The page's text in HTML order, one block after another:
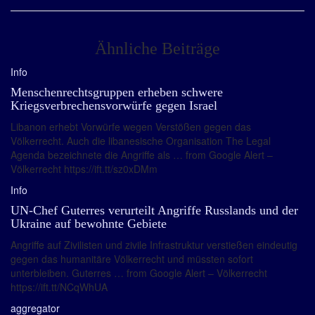
Ähnliche Beiträge
Info
Menschenrechtsgruppen erheben schwere
Kriegsverbrechensvorwürfe gegen Israel
Libanon erhebt Vorwürfe wegen Verstößen gegen das
Völkerrecht. Auch die libanesische Organisation The Legal
Agenda bezeichnete die Angriffe als … from Google Alert –
Völkerrecht https://ift.tt/sz0xDMm
Info
UN-Chef Guterres verurteilt Angriffe Russlands und der
Ukraine auf bewohnte Gebiete
Angriffe auf Zivilisten und zivile Infrastruktur verstießen eindeutig
gegen das humanitäre Völkerrecht und müssten sofort
unterbleiben. Guterres … from Google Alert – Völkerrecht
https://ift.tt/NCqWhUA
aggregator